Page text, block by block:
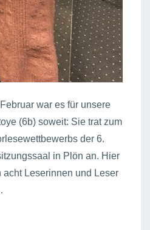
war es für unsere
(6b) soweit: Sie trat zum
der 6.
in Plön an. Hier
acht Leserinnen und Leser